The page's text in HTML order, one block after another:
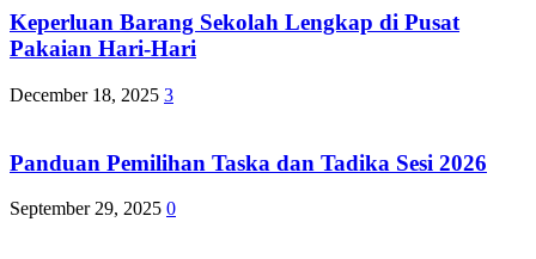
Keperluan Barang Sekolah Lengkap di Pusat
Pakaian Hari-Hari
December 18, 2025 3
Panduan Pemilihan Taska dan Tadika Sesi 2026
September 29, 2025 0